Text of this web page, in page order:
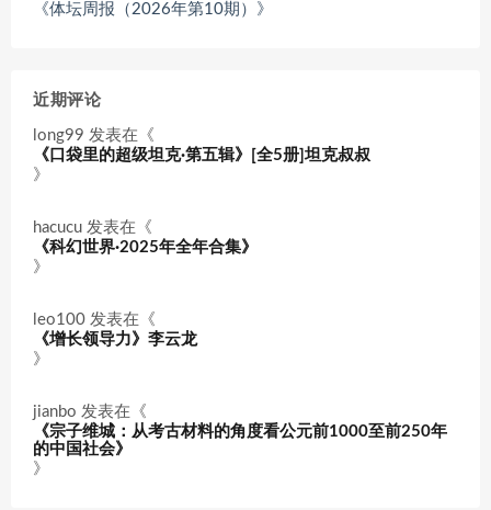
《体坛周报（2026年第10期）》
近期评论
long99 发表在《
《口袋里的超级坦克·第五辑》[全5册]坦克叔叔
》
hacucu 发表在《
《科幻世界·2025年全年合集》
》
leo100 发表在《
《增长领导力》李云龙
》
jianbo 发表在《
《宗子维城：从考古材料的角度看公元前1000至前250年
的中国社会》
》